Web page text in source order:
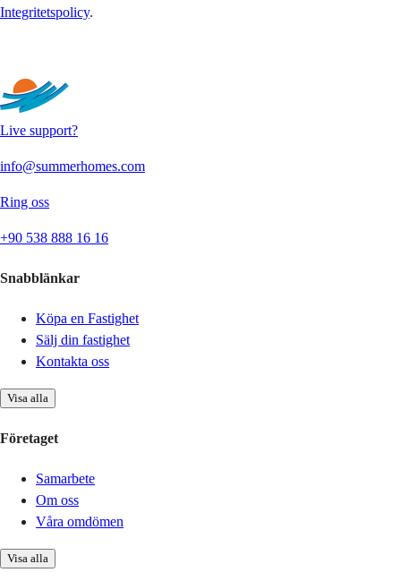
Integritetspolicy.
Live support?
info@summerhomes.com
Ring oss
+90 538 888 16 16
Snabblänkar
Köpa en Fastighet
Sälj din fastighet
Kontakta oss
Visa alla
Företaget
Samarbete
Om oss
Våra omdömen
Visa alla